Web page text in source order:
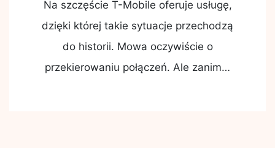
Na szczęście T-Mobile oferuje usługę,
dzięki której takie sytuacje przechodzą
do historii. Mowa oczywiście o
przekierowaniu połączeń. Ale zanim…